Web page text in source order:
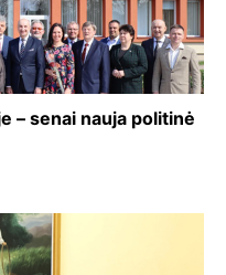
– senai nauja politinė